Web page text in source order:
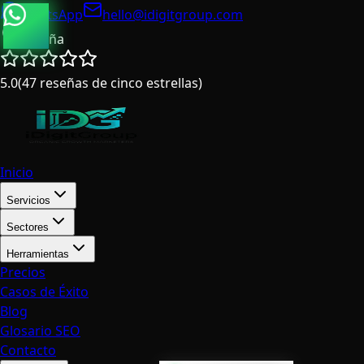
WhatsApp
hello@idigitgroup.com
España
5.0(47 reseñas de cinco estrellas)
Inicio
Servicios
Sectores
Herramientas
Precios
Casos de Éxito
Blog
Glosario SEO
Contacto